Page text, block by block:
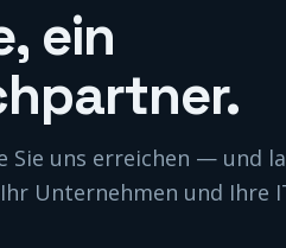
ein
Sie uns erreichen — und
Unternehmen und Ihre